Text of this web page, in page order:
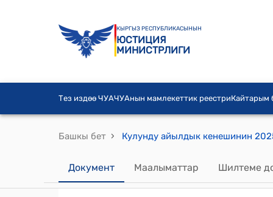
КЫРГЫЗ РЕСПУБЛИКАСЫНЫН
ЮСТИЦИЯ
МИНИСТРЛИГИ
Тез издөө ЧУАЧУАнын мамлекеттик реестриКайтарым
Башкы бет ›
Документ Маалыматтар Шилтеме